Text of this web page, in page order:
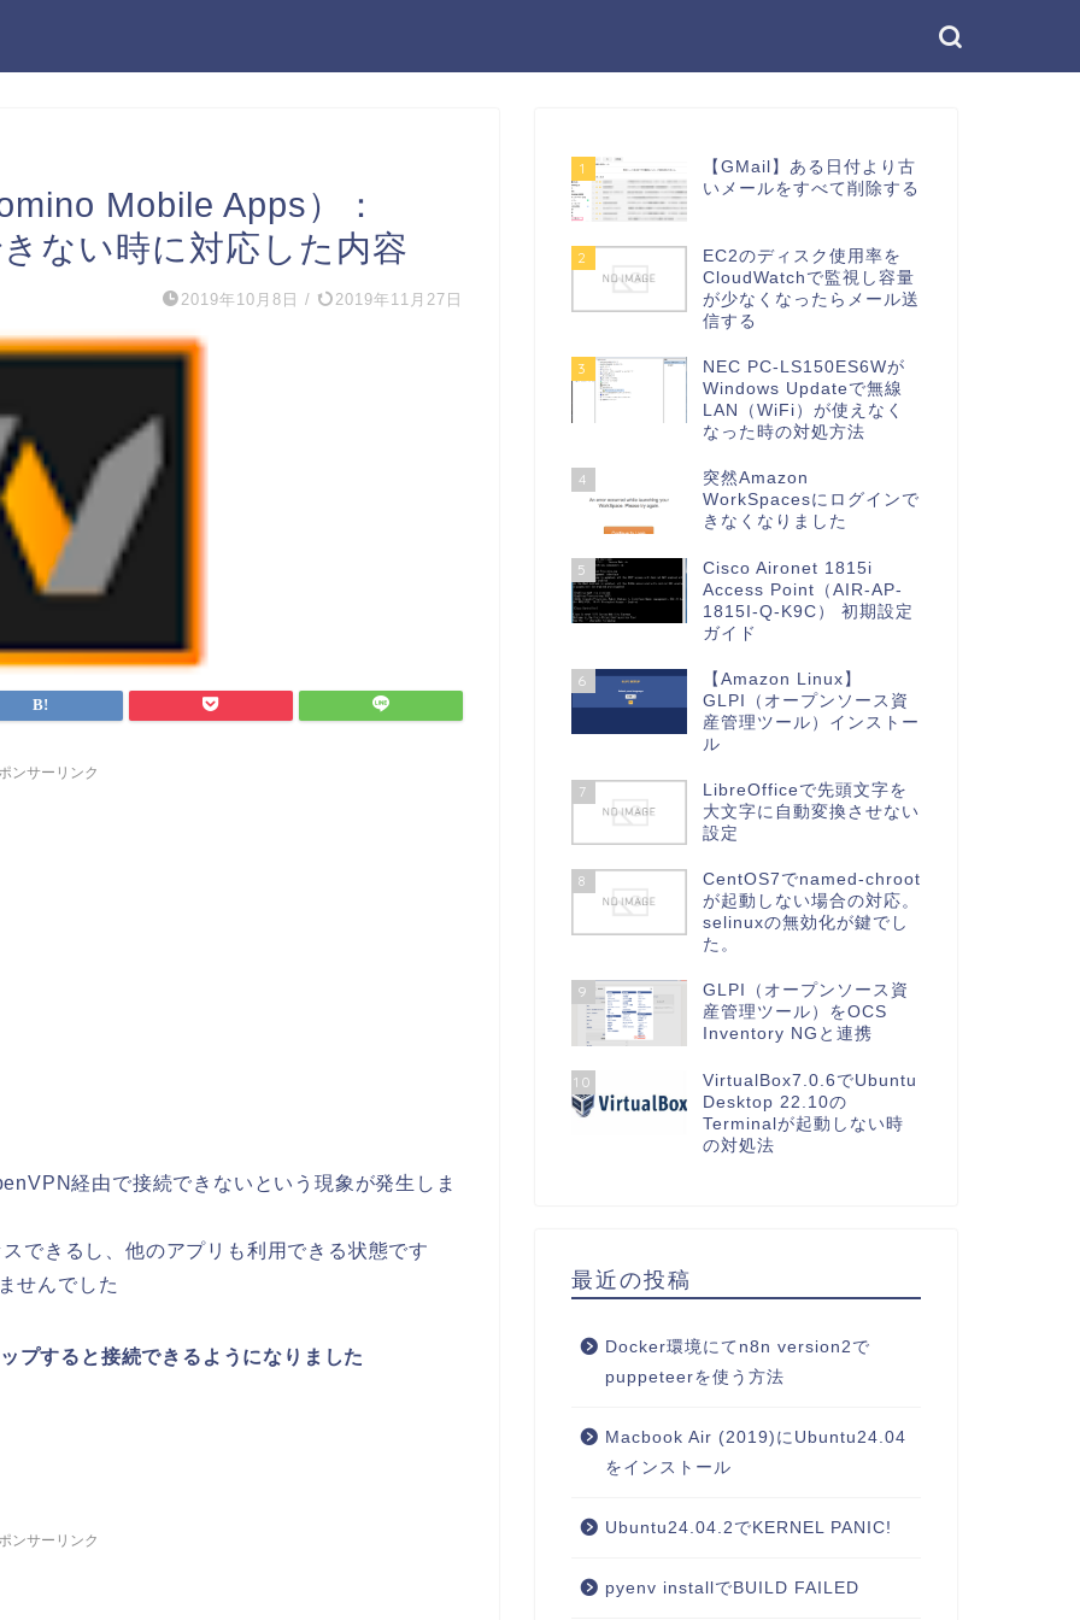
Mobile Apps）：
ない時に対応した内容
2019年10月8日 / 2019年11月27日
ンサーリンク
経由で接続できないという現象が発生しま
できるし、他のアプリも利用できる状態です
せんでした
プすると接続できるようになりました
ンサーリンク
1
【GMail】ある日付より古
いメールをすべて削除する
2
EC2のディスク使用率を
CloudWatchで監視し容量
が少なくなったらメール送
信する
3
NEC PC-LS150ES6Wが
Windows Updateで無線
LAN（WiFi）が使えなく
なった時の対処方法
4
突然Amazon
WorkSpacesにログインで
きなくなりました
5
Cisco Aironet 1815i
Access Point（AIR-AP-
1815I-Q-K9C） 初期設定
ガイド
6
【Amazon Linux】
GLPI（オープンソース資
産管理ツール）インストー
ル
7
LibreOfficeで先頭文字を
大文字に自動変換させない
設定
8
CentOS7でnamed-chroot
が起動しない場合の対応。
selinuxの無効化が鍵でし
た。
9
GLPI（オープンソース資
産管理ツール）をOCS
Inventory NGと連携
10
VirtualBox7.0.6でUbuntu
Desktop 22.10の
Terminalが起動しない時
の対処法
最近の投稿
Docker環境にてn8n version2で
puppeteerを使う方法
Macbook Air (2019)にUbuntu24.04
をインストール
Ubuntu24.04.2でKERNEL PANIC!
pyenv installでBUILD FAILED